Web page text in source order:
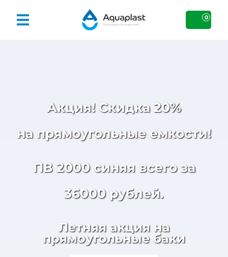
0
Акция! Скидка 20%
на прямоугольные емкости!
ПВ 2000 синяя всего за
36000 рублей.
Летняя акция на
прямоугольные баки